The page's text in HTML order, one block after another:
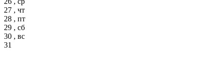
27 , чт
28 , пт
29 , сб
30 , вс
31